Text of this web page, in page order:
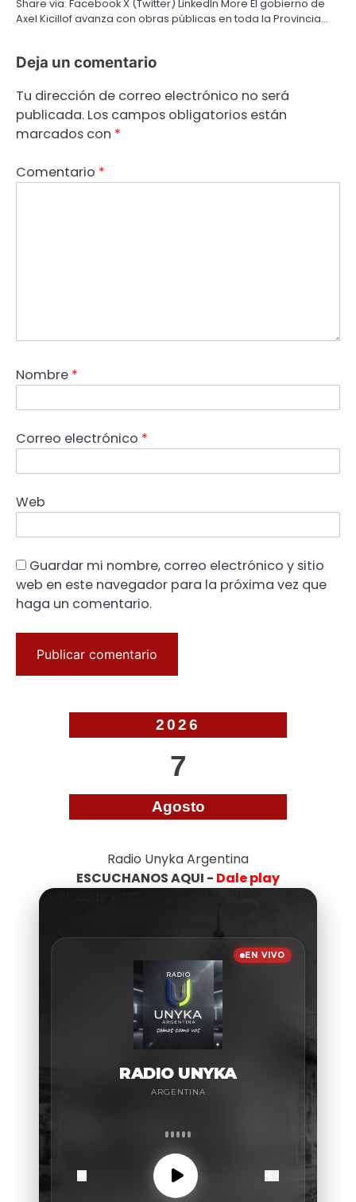
Share via: Facebook X (Twitter) LinkedIn More El gobierno de
Axel Kicillof avanza con obras públicas en toda la Provincia…
Deja un comentario
Tu dirección de correo electrónico no será
publicada. Los campos obligatorios están
marcados con *
Comentario *
Nombre *
Correo electrónico *
Web
Guardar mi nombre, correo electrónico y sitio
web en este navegador para la próxima vez que
haga un comentario.
2026
7
Agosto
Radio Unyka Argentina
ESCUCHANOS AQUI - Dale play